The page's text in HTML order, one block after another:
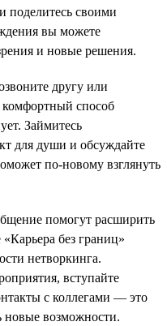
поделитесь своими
вы можете
и новые решения.
другу или
комфортный способ
Займитесь
для души и обсуждайте
по-новому взглянуть
помогут расширить
без границ»
нетворкинга.
вступайте
с коллегами — это
новые возможности.